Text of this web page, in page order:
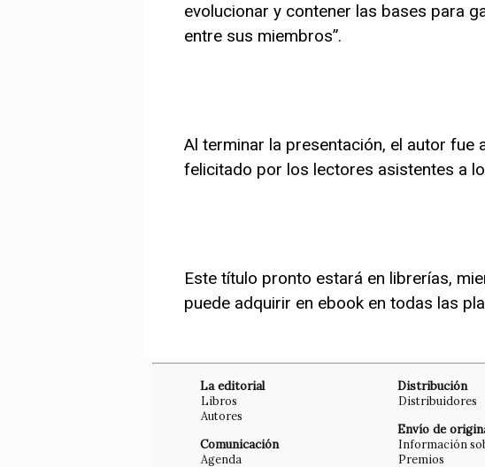
evolucionar y contener las bases para
entre sus miembros”.
Al terminar la presentación, el autor fue
felicitado por los lectores asistentes a
Este título pronto estará en librerías,
puede adquirir en ebook en todas las
La editorial
Libros
Autores
Comunicación
Agenda
Distribución
Distribuidores
Envío de
Información
Premios